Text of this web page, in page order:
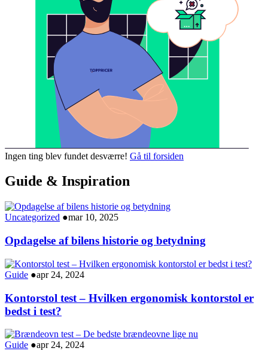
Ingen ting blev fundet desværre! Gå til forsiden
Guide & Inspiration
Uncategorized ●mar 10, 2025
Opdagelse af bilens historie og betydning
Guide ●apr 24, 2024
Kontorstol test – Hvilken ergonomisk kontorstol er
bedst i test?
Guide ●apr 24, 2024